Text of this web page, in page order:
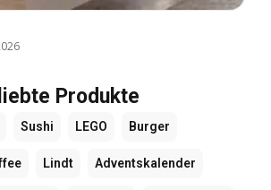
Produkte
Sushi LEGO Burger
Lindt Adventskalender